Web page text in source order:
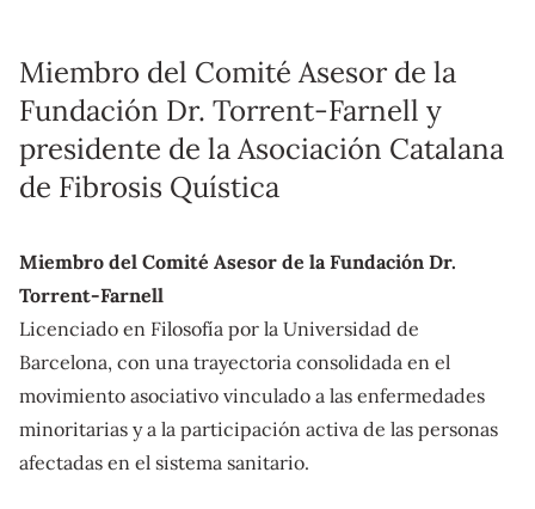
Miembro del Comité Asesor de la
Fundación Dr. Torrent-Farnell y
presidente de la Asociación Catalana
de Fibrosis Quística
Miembro del Comité Asesor de la Fundación Dr.
Torrent-Farnell
Licenciado en Filosofía por la Universidad de
Barcelona, con una trayectoria consolidada en el
movimiento asociativo vinculado a las enfermedades
minoritarias y a la participación activa de las personas
afectadas en el sistema sanitario.